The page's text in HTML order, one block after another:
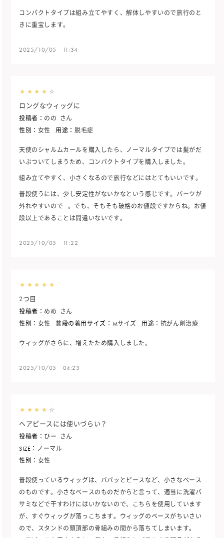
コンパクトタイプは組み立てやすく、解体しやすいので旅行のと
きに重宝します。
2025/10/05 11:34
ロングなウィッグに
投稿者： のの
さん
性別： 女性 用途： 脱毛症
天使のシャルムカールを購入したら、ノーマルタイプでは髪がだ
いぶついてしまうため、コンパクトタイプを購入しました。
組み立てやすく、小さくなるので旅行などにはとてもいいです。
普段使うには、少し安定性がないかなという感じです。パーツが
外れやすいので…。でも、そもそも破格のお値段ですからね。お値
段以上であることは間違いないです。
2025/10/05 11:22
2つ目
投稿者： めめ
さん
性別： 女性 普段の着用サイズ： Mサイズ 用途： 抗がん剤治療
ウィッグがさらに、増えたため購入しました。
2025/10/05 04:23
ヘアピースには使いづらい？
投稿者： ひー
さん
SIZE： ノーマル
性別： 女性
普段使っているウィッグは、パパッとピースなど、小さなベース
のものです。小さなベースのものだからと言って、適当に洗濯バ
サミなどで干すわけにはいかないので、こちらを使用しています
が、すぐウィッグが落っこちます。ウィッグのベースがちいさい
ので、スタンドの頭頂部の骨組みの間から落ちてしまいます。